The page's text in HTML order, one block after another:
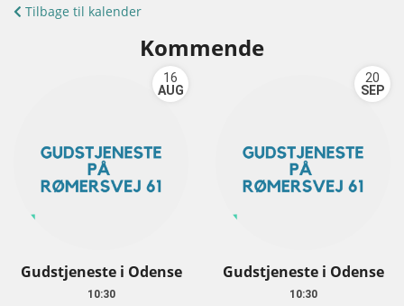
Tilbage til kalender
Kommende
16
AUG
Gudstjeneste i Odense
10:30
20
SEP
Gudstjeneste i Odense
10:30